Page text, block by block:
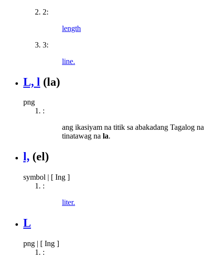
2:
length
3:
line.
L, l (la)
png
:
ang ikasiyam na titik sa abakadang Tagalog na
tinatawag na la.
l, (el)
symbol | [ Ing ]
:
liter.
L
png | [ Ing ]
: